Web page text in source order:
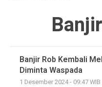
Banjir Rob Kembali
Diminta Waspada
1 Desember 2024 - 09:47 WIB